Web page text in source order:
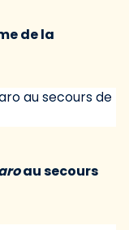
de la
au secours